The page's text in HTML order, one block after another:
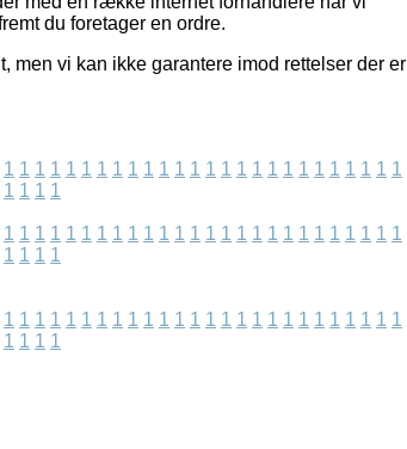
du foretager en ordre.
men vi kan ikke garantere imod rettelser der er
1 1 1 1 1 1 1 1 1 1 1 1 1 1 1 1 1 1 1 1 1 1 1 1 1 1
1 1 1 1
1 1 1 1 1 1 1 1 1 1 1 1 1 1 1 1 1 1 1 1 1 1 1 1 1 1
1 1 1 1
1 1 1 1 1 1 1 1 1 1 1 1 1 1 1 1 1 1 1 1 1 1 1 1 1 1
1 1 1 1